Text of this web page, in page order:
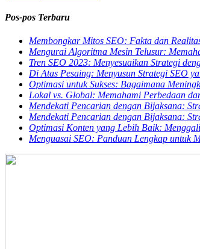
Pos-pos Terbaru
Membongkar Mitos SEO: Fakta dan
Mengurai Algoritma Mesin Telusur:
Tren SEO 2023: Menyesuaikan Strategi
Di Atas Pesaing: Menyusun Strategi SEO
Optimasi untuk Sukses: Bagaimana
Lokal vs. Global: Memahami Perbedaan
Mendekati Pencarian dengan Bijaksana:
Mendekati Pencarian dengan Bijaksana:
Optimasi Konten yang Lebih Baik:
Menguasai SEO: Panduan Lengkap untuk